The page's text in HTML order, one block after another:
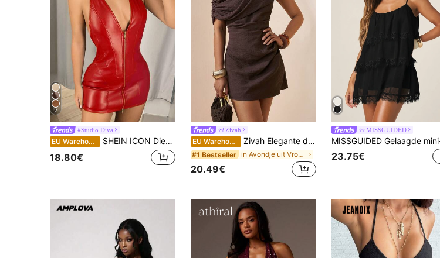
7
#Studio Diva
EU Warehouse SHEIN ICON Diepe V-hals Halter Dubbele Rits Bodycon Mini PU Leren Jurk
18.80€
Zivah
EU Warehouse Zivah Elegante donkerbruine zomerse mini-jurk voor dames, linnen jurk met één schouder en plooien voor feestjes, casual vakantie, nomaden- en westernstijl, strand, reizen en luchthavenoutfits
#1 Bestseller in Avondje uit Vrouwen Mini Jurken
20.49€
MISSGUIDED
23.75€